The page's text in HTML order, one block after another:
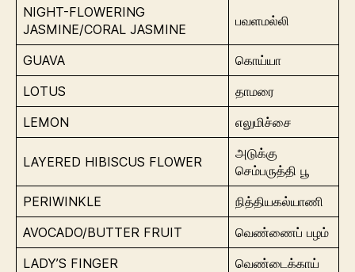
NIGHT-FLOWERING
JASMINE/CORAL JASMINE
பவளமல்லி
GUAVA
கொய்யா
LOTUS
தாமரை
LEMON
எலுமிச்சை
LAYERED HIBISCUS FLOWER
அடுக்கு
செம்பருத்தி பூ
PERIWINKLE
நித்தியகல்யாணி
AVOCADO/BUTTER FRUIT
வெண்ணைப் பழம்
LADY’S FINGER
வெண்டைக்காய்